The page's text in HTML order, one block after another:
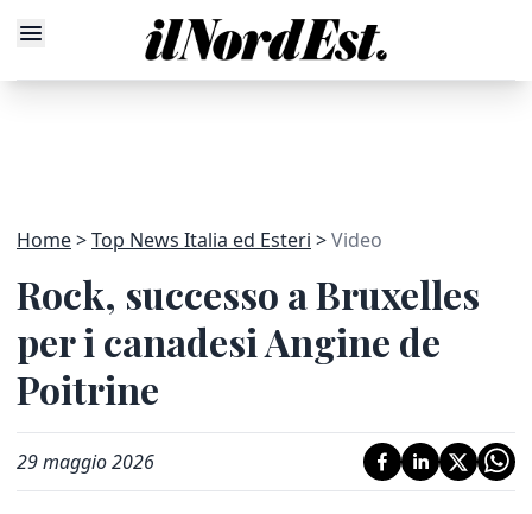
Home Top News Italia ed Esteri Video
Rock, successo a Bruxelles
per i canadesi Angine de
Poitrine
29 maggio 2026